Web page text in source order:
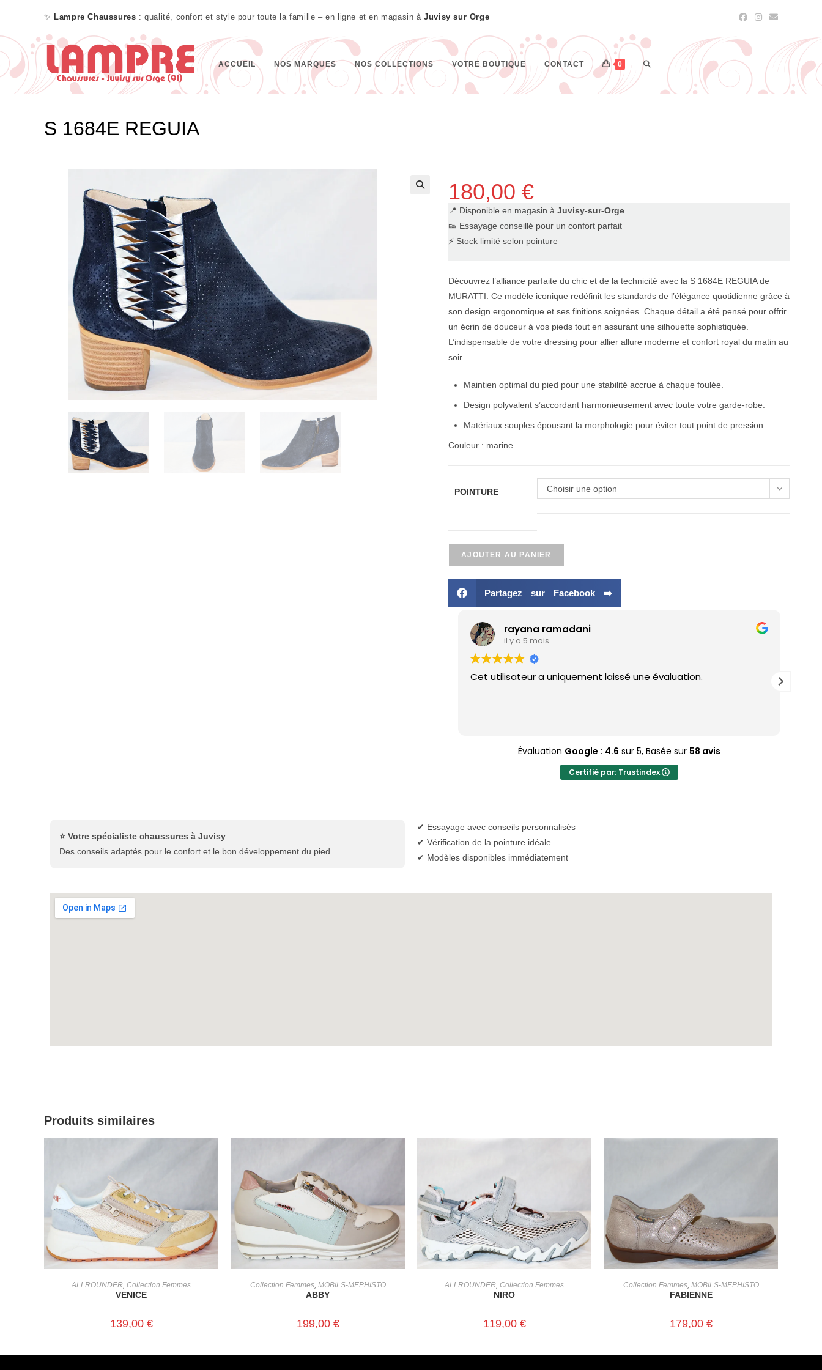
✨ Lampre Chaussures : qualité, confort et style pour toute la famille – en ligne et en magasin àJuvisy sur Orge
ACCUEIL NOS MARQUES NOS COLLECTIONS VOTRE BOUTIQUE CONTACT 0
S 1684E REGUIA
180,00€
📍 Disponible en magasin àJuvisy-sur-Orge
👟 Essayage conseillé pour un confort parfait
⚡ Stock limité selon pointure
Découvrez l’alliance parfaite du chic et de la technicité avec la S 1684E REGUIA de
MURATTI. Ce modèle iconique redéfinit les standards de l’élégance quotidienne grâce à
son design ergonomique et ses finitions soignées. Chaque détail a été pensé pour offrir
un écrin de douceur à vos pieds tout en assurant une silhouette sophistiquée.
L’indispensable de votre dressing pour allier allure moderne et confort royal du matin au
soir.
Maintien optimal du pied pour une stabilité accrue à chaque foulée.
Design polyvalent s’accordant harmonieusement avec toute votre garde-robe.
Matériaux souples épousant la morphologie pour éviter tout point de pression.
Couleur : marine
POINTURE Choisir une option
AJOUTER AU PANIER
Partagez sur Facebook ➡️
rayana ramadani
il y a 5 mois
Cet utilisateur a uniquement laissé une évaluation.
J'adore
Évaluation Google : 4.6 sur 5, Basée sur 58 avis
Certifié par: Trustindex
⭐ Votre spécialiste chaussures à Juvisy
Des conseils adaptés pour le confort et le bon développement du pied.
✔ Essayage avec conseils personnalisés
✔ Vérification de la pointure idéale
✔ Modèles disponibles immédiatement
Produits similaires
CHOIX DES OPTIONS
ALLROUNDER Collection Femmes
VENICE
139,00 €
CHOIX DES OPTIONS
Collection Femmes, MOBILS-MEPHISTO
ABBY
199,00 €
CHOIX DES OPTIONS
ALLROUNDER Collection Femmes
NIRO
119,00 €
CHOIX DES OPTIONS
Collection Femmes, MOBILS-MEPHISTO
FABIENNE
179,00 €